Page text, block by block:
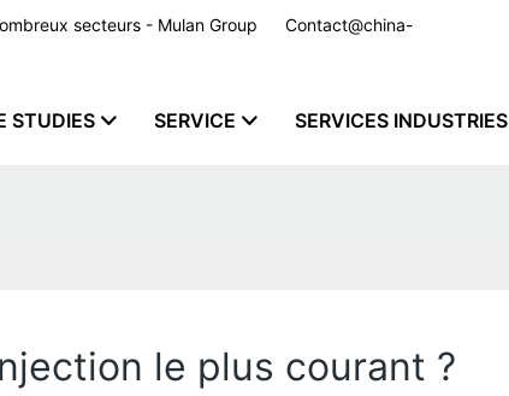
secteurs - Mulan Group
Contact@china-
STUDIES SERVICE SERVICES INDUSTRIES
le plus courant ?